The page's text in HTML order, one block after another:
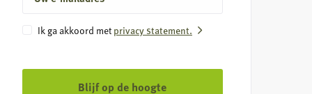
mailadres
Instemming
Ik ga akkoord met privacy statement.